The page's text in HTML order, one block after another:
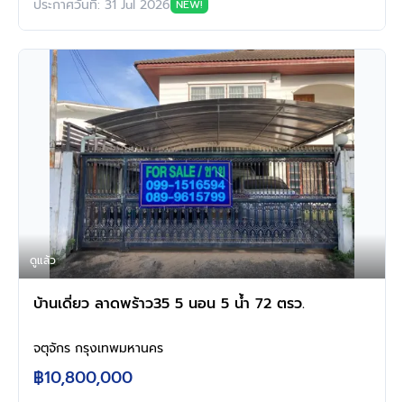
ประกาศวันที่: 31 Jul 2026 NEW!
ดูแล้ว
บ้านเดี่ยว ลาดพร้าว35 5 นอน 5 น้ำ 72 ตรว.
จตุจักร กรุงเทพมหานคร
฿10,800,000